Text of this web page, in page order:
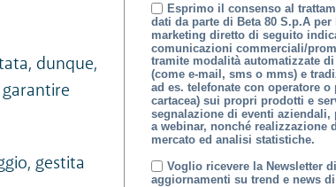
dunque,
gestita
Esprimo il consenso al
dati da parte di Beta 80 S.p.A
marketing diretto di seguito
comunicazioni commerciali/
tramite modalità automatizzate
(come e-mail, sms o mms) e
ad es. telefonate con operatore o
cartacea) sui propri prodotti e
segnalazione di eventi aziendali,
a webinar, nonché realizzazione
mercato ed analisi statistiche.
Voglio ricevere la Newsletter
aggiornamenti su trend e news